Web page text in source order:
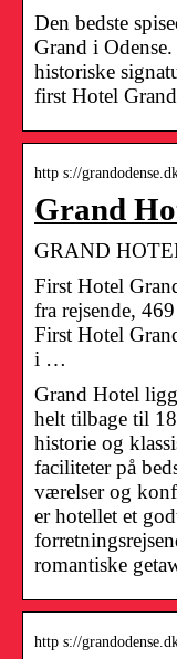
Den bedste
Grand i
historiske
first Hotel
http s://
Grand
GRAND
First Hotel
fra rejsende,
First Hotel
i …
Grand Hotel
helt tilbage til
historie og
faciliteter på
værelser og
er hotellet et
romantiske
http s://